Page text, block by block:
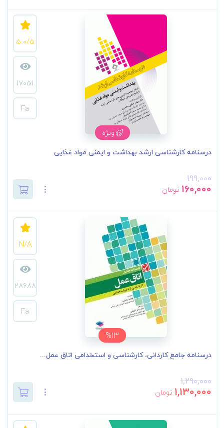
ویژه
5.0/5
17051
Fa
درسنامه کارشناسی ارشد بهداشت و ایمنی مواد غذایی
199,000
160,000 تومان
%13
N/A
28688
Fa
درسنامه جامع کاردانی، کارشناسی و استخدامی اتاق عمل...
1,290,000
1,130,000 تومان